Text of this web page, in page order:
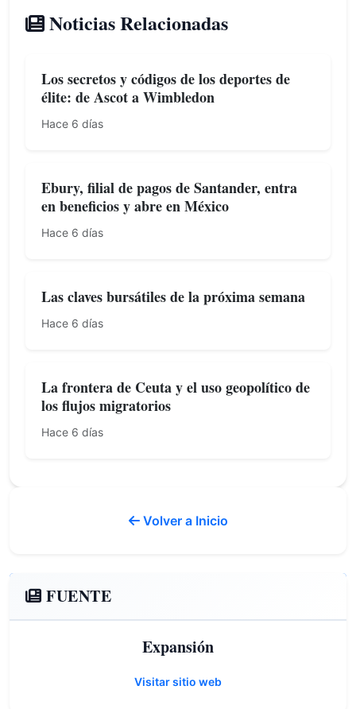
Noticias Relacionadas
Los secretos y códigos de los deportes de
élite: de Ascot a Wimbledon
Hace 6 días
Ebury, filial de pagos de Santander, entra
en beneficios y abre en México
Hace 6 días
Las claves bursátiles de la próxima semana
Hace 6 días
La frontera de Ceuta y el uso geopolítico de
los flujos migratorios
Hace 6 días
Volver a Inicio
FUENTE
Expansión
Visitar sitio web